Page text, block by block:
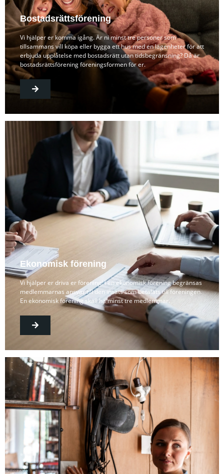
Bostadsrättsförening
Vi hjälper er komma igång. Är ni minst tre personer som
tillsammans vill köpa eller bygga ett hus med en lägenheter för att
erbjuda upplåtelse med bostadsrätt utan tidsbegränsning? Då är
bostadsrättsförening föreningsformen för er.
Ekonomisk förening
Vi hjälper er driva er förening! I en ekonomisk förening begränsas
medlemmarnas ansvar till den insats som betalats till föreningen.
En ekonomisk förening skall ha minst tre medlemmar.